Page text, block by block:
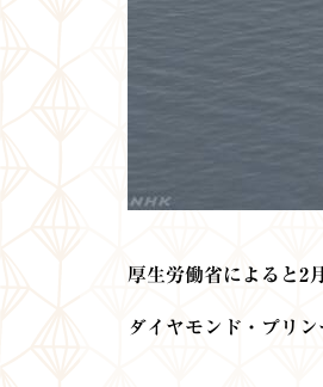
厚生労働省によると2
ダイヤモンド・プリ